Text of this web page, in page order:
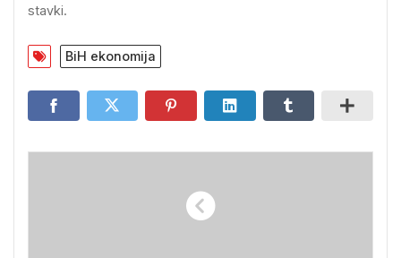
stavki.
BiH ekonomija